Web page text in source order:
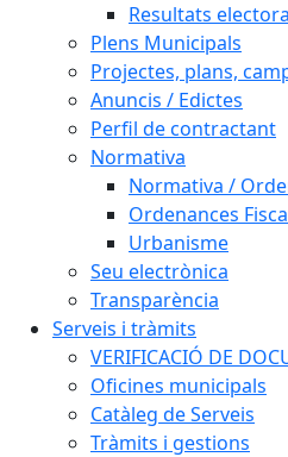
Resultats
Plens Municipals
Projectes, plans,
Anuncis / Edictes
Perfil de contractant
Normativa
Normativa /
Ordenances
Urbanisme
Seu electrònica
Transparència
Serveis i tràmits
VERIFICACIÓ DE
Oficines municipals
Catàleg de Serveis
Tràmits i gestions